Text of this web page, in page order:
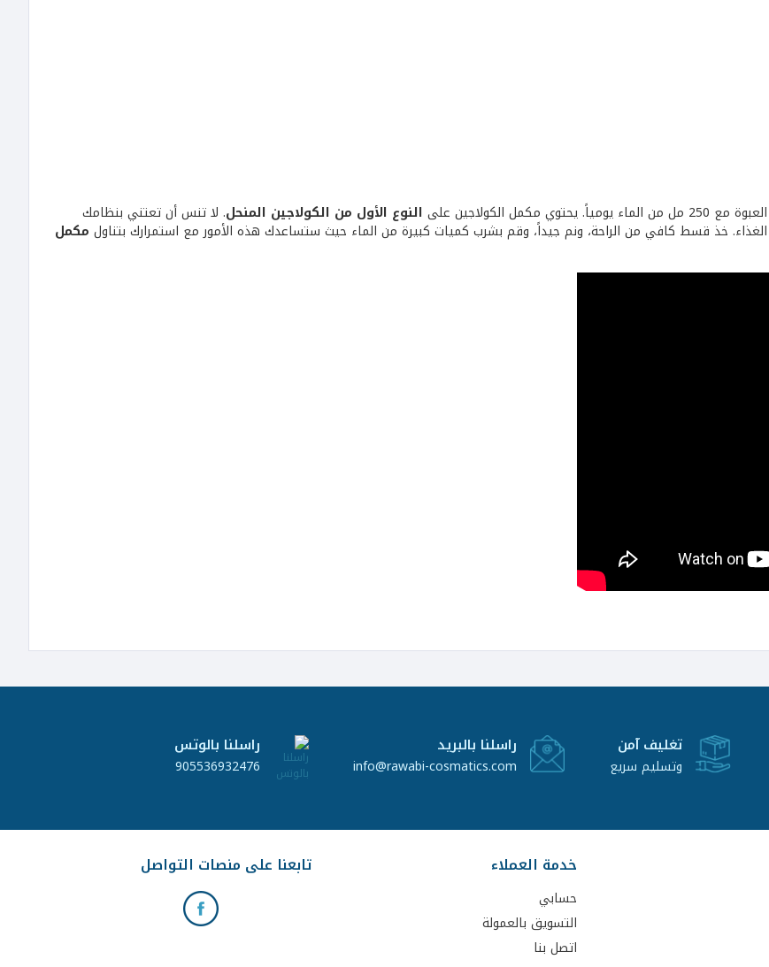
مكمل الكولاجين على النوع الأول من الكولاجين المنحل. لا تنس أن تعتني بنظامك
خذ قسط كافي من الراحة، ونم جيداً، وقم بشرب كميات كبيرة من الماء حيث ستساعدك هذه الأمور مع استمرارك بتناول مكمل
تغليف آمن
وتسليم سريع
راسلنا بالبريد
info@rawabi-cosmatics.com
راسلنا بالوتس
905536932476
خدمة العملاء
حسابي
التسويق بالعمولة
اتصل بنا
تابعنا على منصات التواصل